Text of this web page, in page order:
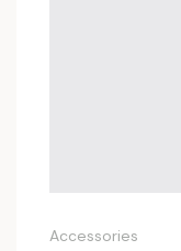
Accessories